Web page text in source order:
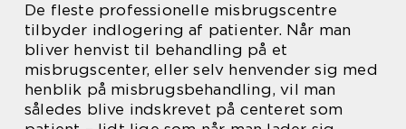
De fleste professionelle misbrugscentre
tilbyder indlogering af patienter. Når man
bliver henvist til behandling på et
misbrugscenter, eller selv henvender sig med
henblik på misbrugsbehandling, vil man
således blive indskrevet på centeret som